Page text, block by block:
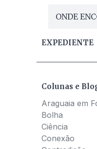
ONDE
EXPEDIENTE
Colunas e
Araguaia em
Bolha
Ciência
Conexão